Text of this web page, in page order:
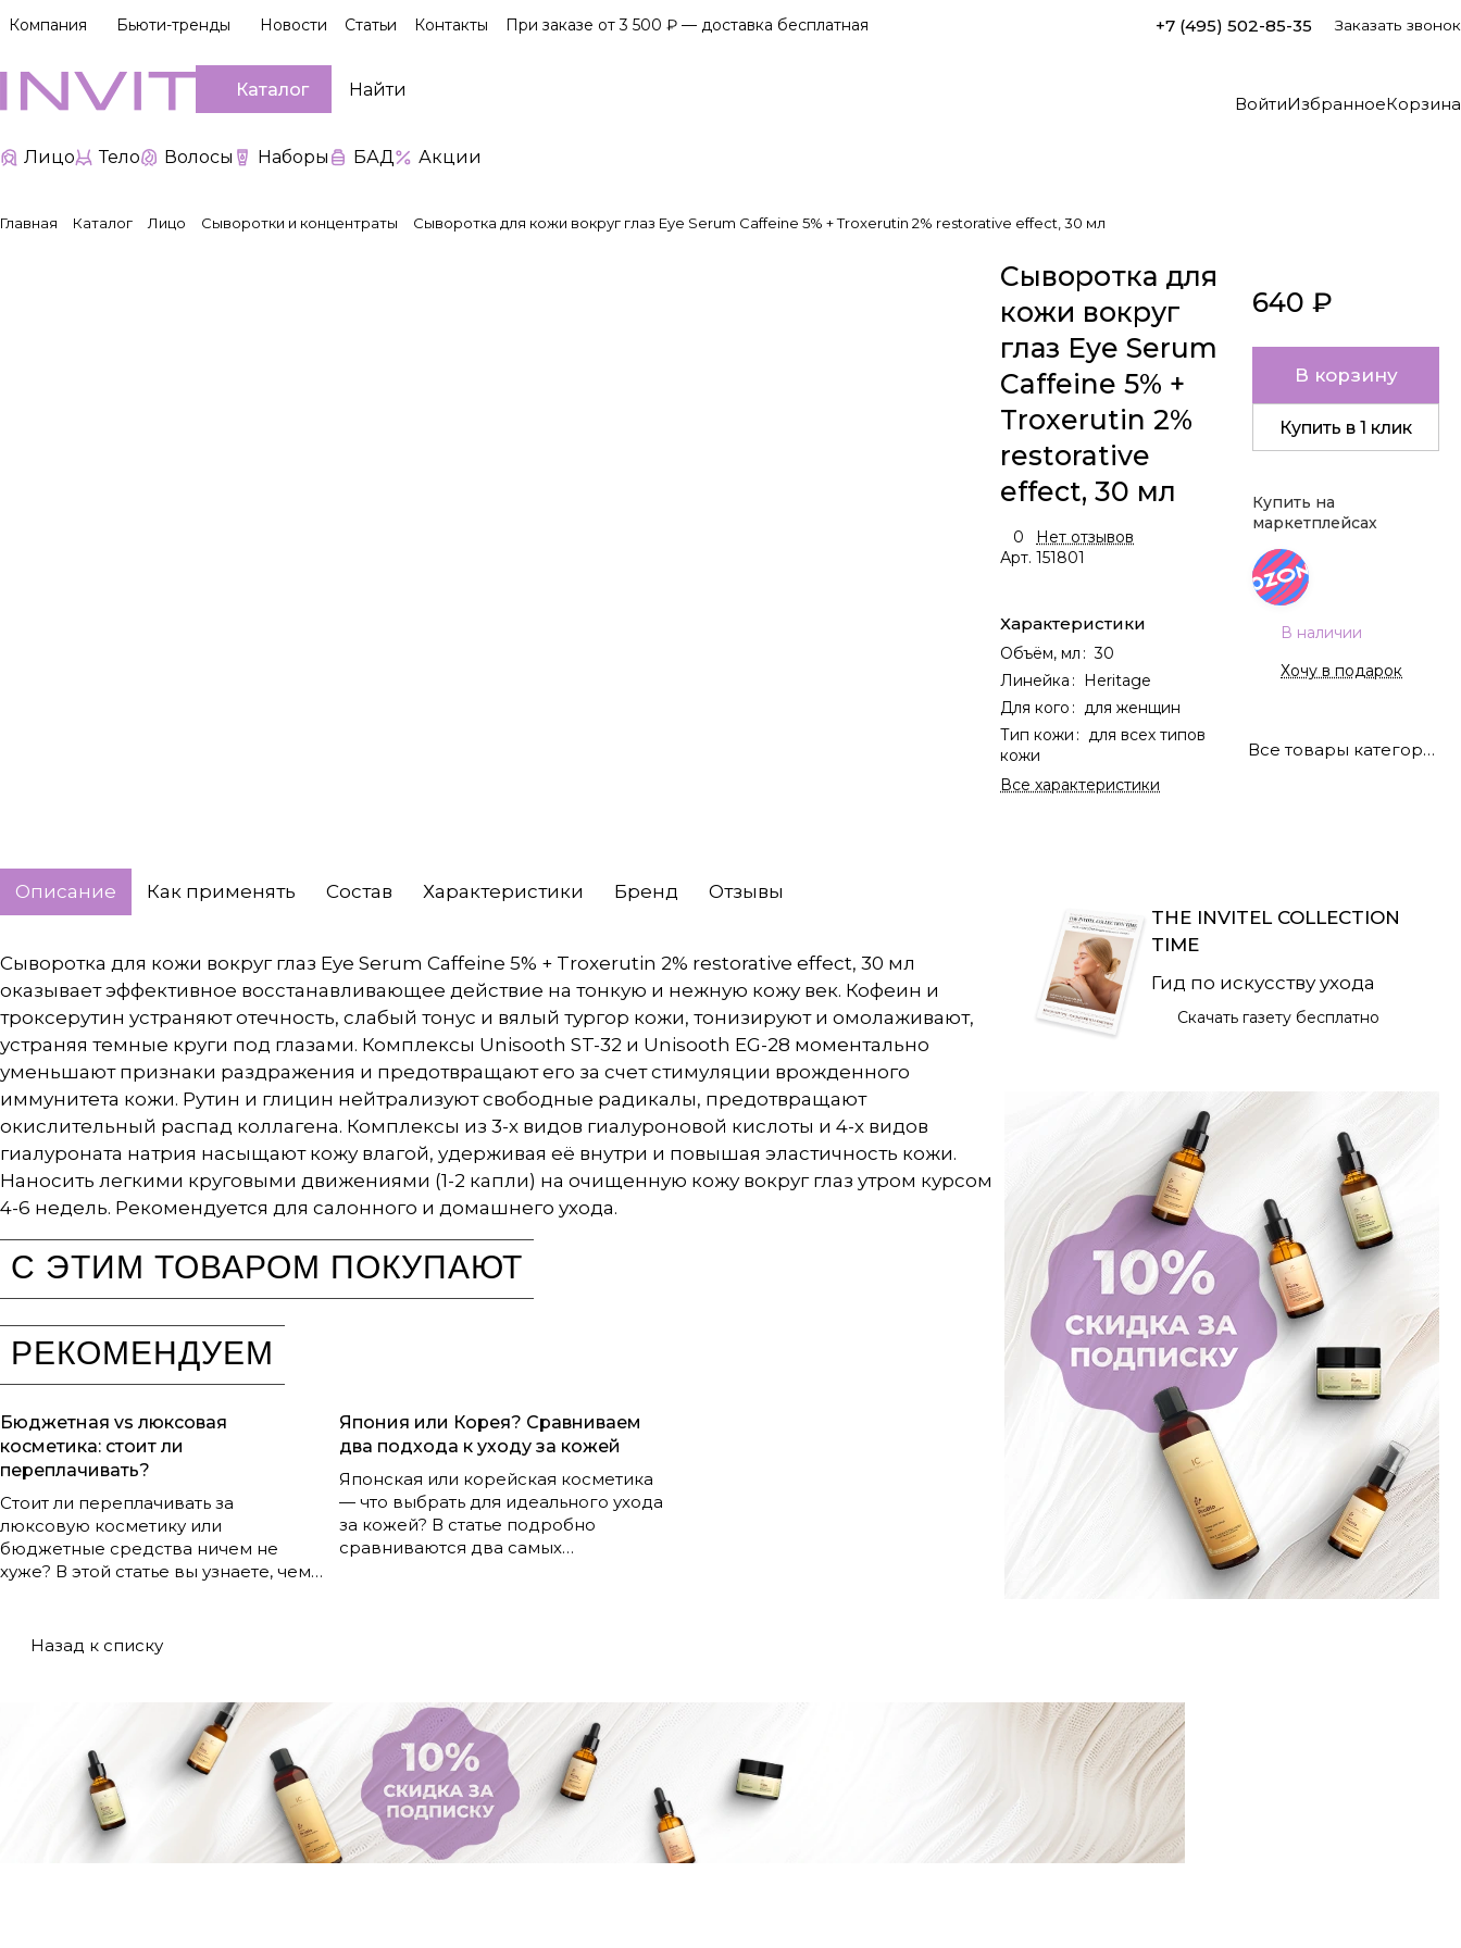
Компания Бьюти-тренды Новости Статьи Контакты При заказе от 3 500 ₽ — доставка бесплатная +7 (495) 502-85-35 Заказать звонок
Каталог
ВойтиИзбранноеКорзина
Лицо Тело Волосы Наборы БАД Акции
Главная Каталог Лицо Сыворотки и концентраты Сыворотка для кожи вокруг глаз Eye Serum Caffeine 5% + Troxerutin 2% restorative effect, 30 мл
Сыворотка для
кожи вокруг
глаз Eye Serum
Caffeine 5% +
Troxerutin 2%
restorative
effect, 30 мл
0
Нет отзывов
Арт. 151801
Характеристики
Объём, мл: 30
Линейка: Heritage
Для кого: для женщин
Тип кожи: для всех типов
кожи
Все характеристики
640 ₽
В корзину
Купить в 1 клик
Купить на
маркетплейсах
В наличии
Хочу в подарок
Все товары категории
Описание Как применять Состав Характеристики Бренд Отзывы
Сыворотка для кожи вокруг глаз Eye Serum Caffeine 5% + Troxerutin 2% restorative effect, 30 мл
оказывает эффективное восстанавливающее действие на тонкую и нежную кожу век. Кофеин и
троксерутин устраняют отечность, слабый тонус и вялый тургор кожи, тонизируют и омолаживают,
устраняя темные круги под глазами. Комплексы Unisooth ST-32 и Unisooth EG-28 моментально
уменьшают признаки раздражения и предотвращают его за счет стимуляции врожденного
иммунитета кожи. Рутин и глицин нейтрализуют свободные радикалы, предотвращают
окислительный распад коллагена. Комплексы из 3-х видов гиалуроновой кислоты и 4-х видов
гиалуроната натрия насыщают кожу влагой, удерживая её внутри и повышая эластичность кожи.
Наносить легкими круговыми движениями (1-2 капли) на очищенную кожу вокруг глаз утром курсом
4-6 недель. Рекомендуется для салонного и домашнего ухода.
С ЭТИМ ТОВАРОМ ПОКУПАЮТ
РЕКОМЕНДУЕМ
Бюджетная vs люксовая
косметика: стоит ли
переплачивать?
Стоит ли переплачивать за
люксовую косметику или
бюджетные средства ничем не
хуже? В этой статье вы узнаете, чем
их стоимость и как сделать
минусы и мифы о косметике разных
Япония или Корея? Сравниваем
два подхода к уходу за кожей
Японская или корейская косметика
— что выбрать для идеального ухода
за кожей? В статье подробно
сравниваются два самых
THE INVITEL COLLECTION
TIME
Гид по искусству ухода
Скачать газету бесплатно
Назад к списку